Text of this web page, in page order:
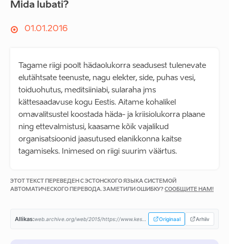
Mida lubati?
01.01.2016
Tagame riigi poolt hädaolukorra seadusest tulenevate
elutähtsate teenuste, nagu elekter, side, puhas vesi,
toiduohutus, meditsiiniabi, sularaha jms
kättesaadavuse kogu Eestis. Aitame kohalikel
omavalitsustel koostada häda- ja kriisiolukorra plaane
ning ettevalmistusi, kaasame kõik vajalikud
organisatsioonid jaasutused elanikkonna kaitse
tagamiseks. Inimesed on riigi suurim väärtus.
ЭТОТ ТЕКСТ ПЕРЕВЕДЕН С ЭСТОНСКОГО ЯЗЫКА СИСТЕМОЙ
АВТОМАТИЧЕСКОГО ПЕРЕВОДА. ЗАМЕТИЛИ ОШИБКУ? СООБЩИТЕ НАМ!
Allikas: Originaal Arhiiv